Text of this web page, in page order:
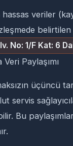
veriler
No: 1/F Kat: 6
Paylaşımı
üçüncü
servis
Bu